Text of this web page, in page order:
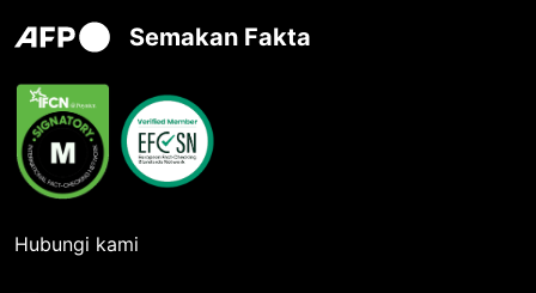
Semakan Fakta
Hubungi kami